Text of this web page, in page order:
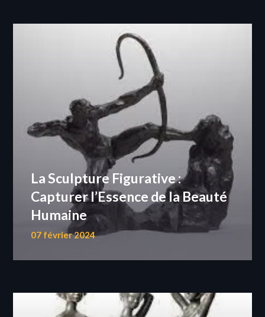
La Sculpture Figurative :
Capturer l’Essence de la Beauté
Humaine
07 février 2024